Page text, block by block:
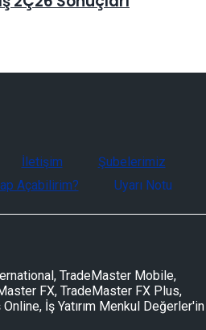
İletişim
Şubelerimiz
Açabilirim?
Uyarı Notu
TradeMaster Mobile,
FX, TradeMaster FX Plus,
İş Yatırım Menkul Değerler'in